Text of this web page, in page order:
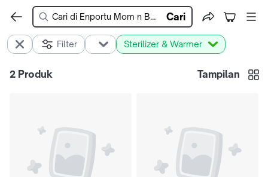
Cari
Filter Sterilizer & Warmer
2 Produk Tampilan